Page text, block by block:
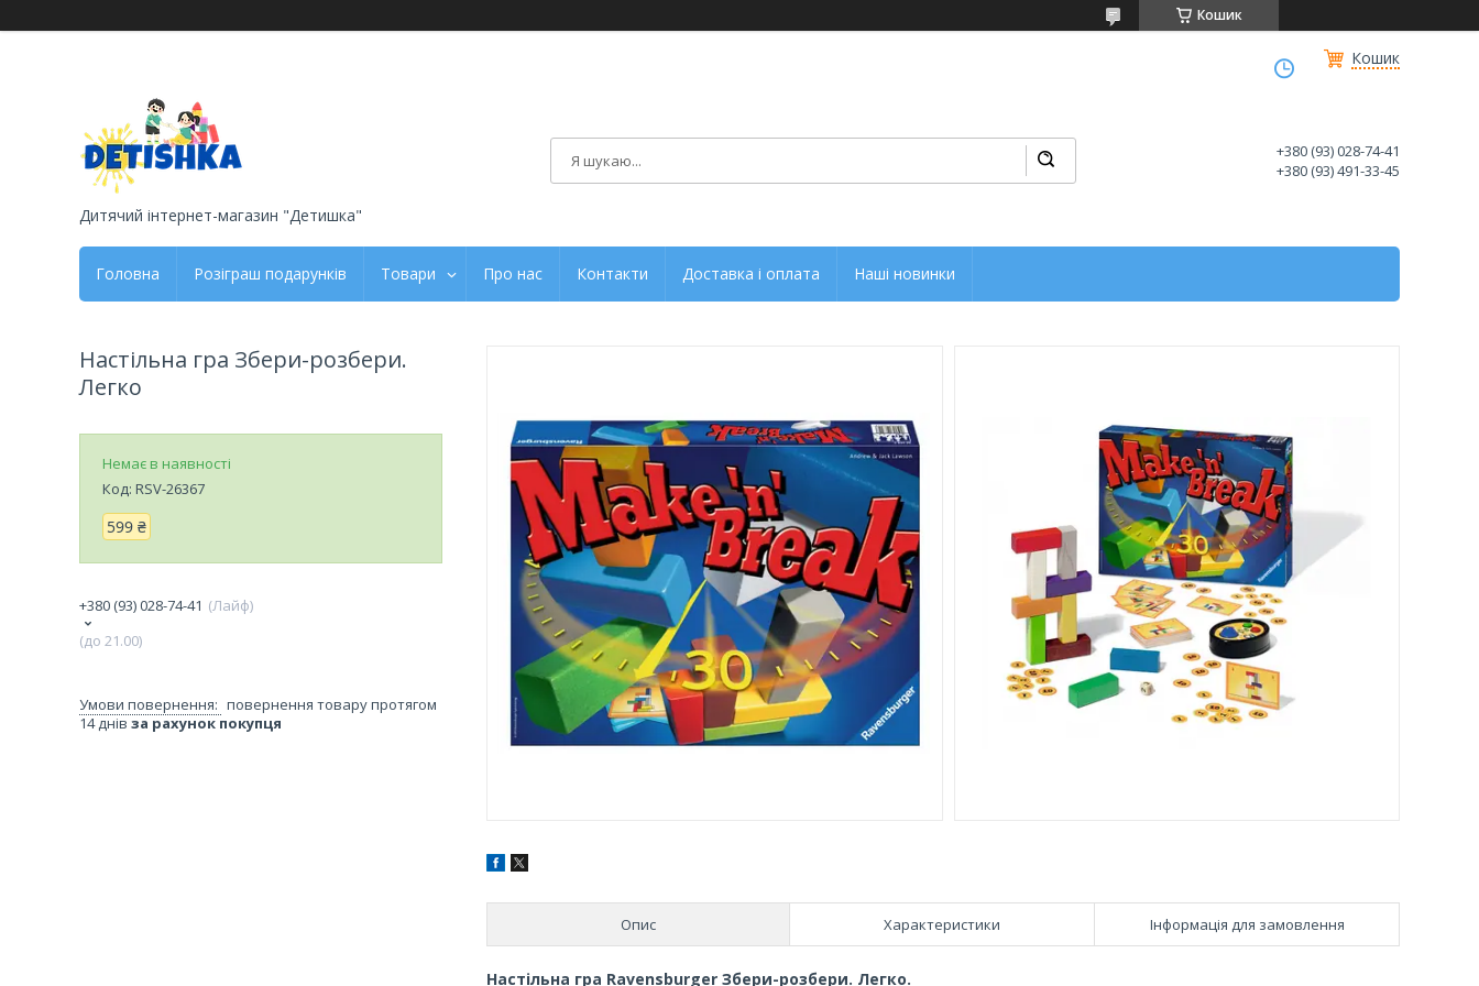
Кошик
Кошик
Дитячий інтернет-магазин "Детишка"
+380 (93) 028-74-41
+380 (93) 491-33-45
Головна Розіграш подарунків Товари Про нас Контакти Доставка і оплата Наші новинки
Опис Характеристики Інформація для замовлення
Настільна гра Ravensburger Збери-розбери. Легко.
Настільна гра Збери-розбери.
Легко
Немає в наявності
Код: RSV-26367
599 ₴
+380 (93) 028-74-41
Лайф
(до 21.00)
повернення товару протягом
14 днів за рахунок покупця